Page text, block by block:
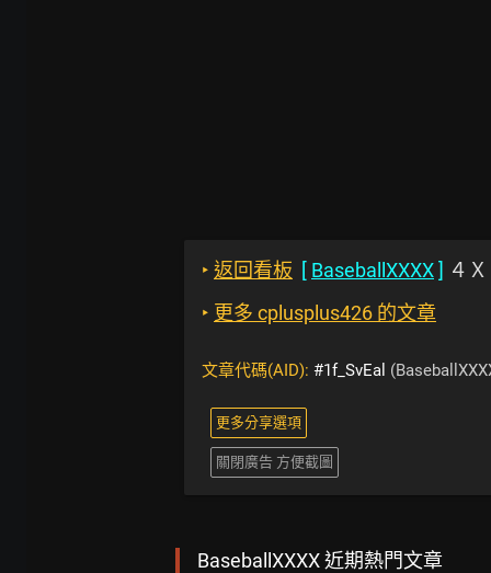
‣ 返回看板 [ BaseballXXXX] ４Ｘ
‣ 更多 cplusplus426 的文章
文章代碼(AID): #1f_SvEal
更多分享選項
關閉廣告 方便截圖
BaseballXXXX 近期熱門文章